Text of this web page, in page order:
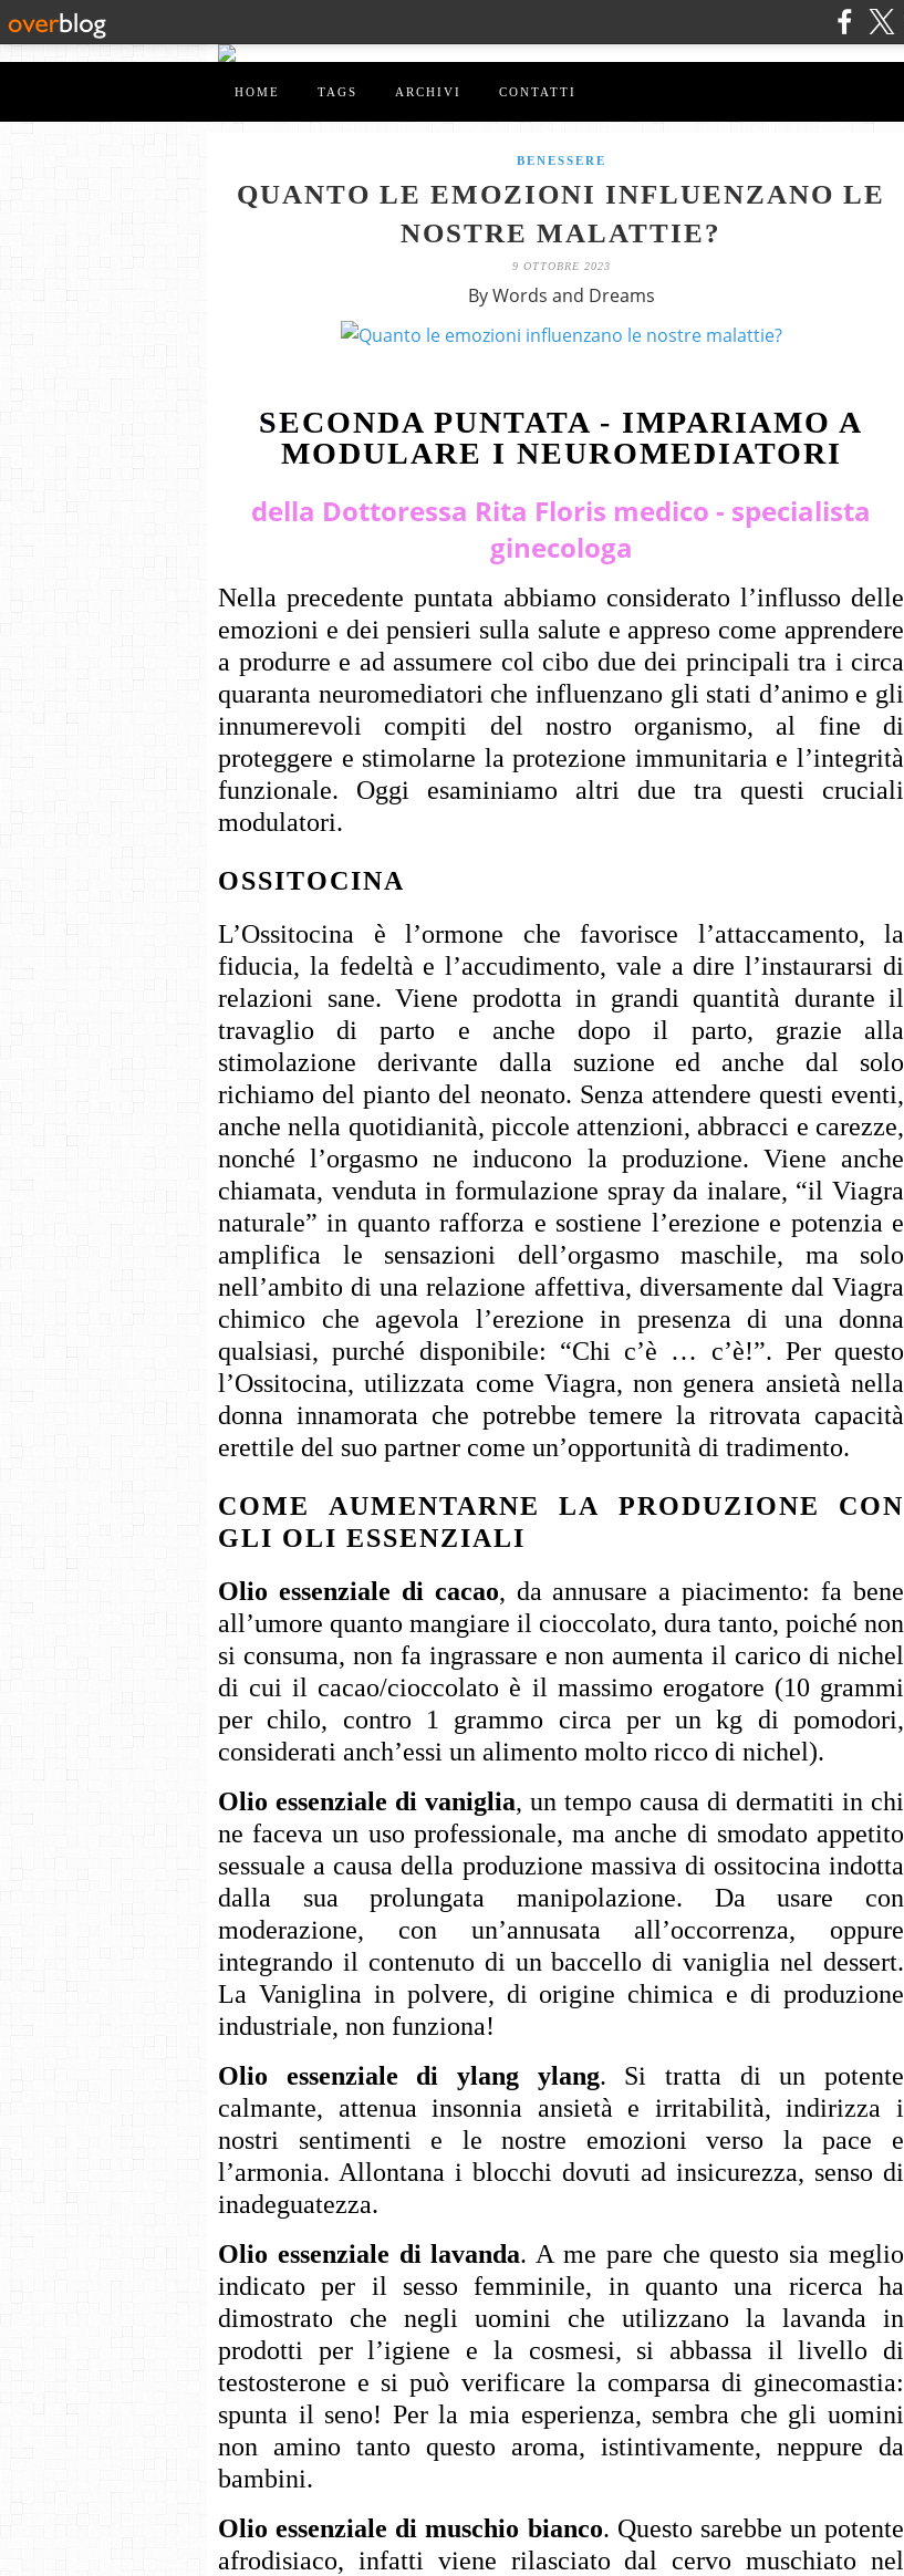
HOME TAGS ARCHIVI CONTATTI
BENESSERE
QUANTO LE EMOZIONI INFLUENZANO LE
NOSTRE MALATTIE?
9 OTTOBRE 2023
By Words and Dreams
SECONDA PUNTATA - IMPARIAMO A
MODULARE I NEUROMEDIATORI
della Dottoressa Rita Floris medico - specialista
ginecologa
Nella precedente puntata abbiamo considerato l’influsso delle
emozioni e dei pensieri sulla salute e appreso come apprendere
a produrre e ad assumere col cibo due dei principali tra i circa
quaranta neuromediatori che influenzano gli stati d’animo e gli
innumerevoli compiti del nostro organismo, al fine di
proteggere e stimolarne la protezione immunitaria e l’integrità
funzionale. Oggi esaminiamo altri due tra questi cruciali
modulatori.
OSSITOCINA
L’Ossitocina è l’ormone che favorisce l’attaccamento, la
fiducia, la fedeltà e l’accudimento, vale a dire l’instaurarsi di
relazioni sane. Viene prodotta in grandi quantità durante il
travaglio di parto e anche dopo il parto, grazie alla
stimolazione derivante dalla suzione ed anche dal solo
richiamo del pianto del neonato. Senza attendere questi eventi,
anche nella quotidianità, piccole attenzioni, abbracci e carezze,
nonché l’orgasmo ne inducono la produzione. Viene anche
chiamata, venduta in formulazione spray da inalare, “il Viagra
naturale” in quanto rafforza e sostiene l’erezione e potenzia e
amplifica le sensazioni dell’orgasmo maschile, ma solo
nell’ambito di una relazione affettiva, diversamente dal Viagra
chimico che agevola l’erezione in presenza di una donna
qualsiasi, purché disponibile: “Chi c’è … c’è!”. Per questo
l’Ossitocina, utilizzata come Viagra, non genera ansietà nella
donna innamorata che potrebbe temere la ritrovata capacità
erettile del suo partner come un’opportunità di tradimento.
COME AUMENTARNE LA PRODUZIONE CON
GLI OLI ESSENZIALI
Olio essenziale di cacao, da annusare a piacimento: fa bene
all’umore quanto mangiare il cioccolato, dura tanto, poiché non
si consuma, non fa ingrassare e non aumenta il carico di nichel
di cui il cacao/cioccolato è il massimo erogatore (10 grammi
per chilo, contro 1 grammo circa per un kg di pomodori,
considerati anch’essi un alimento molto ricco di nichel).
Olio essenziale di vaniglia, un tempo causa di dermatiti in chi
ne faceva un uso professionale, ma anche di smodato appetito
sessuale a causa della produzione massiva di ossitocina indotta
dalla sua prolungata manipolazione. Da usare con
moderazione, con un’annusata all’occorrenza, oppure
integrando il contenuto di un baccello di vaniglia nel dessert.
La Vaniglina in polvere, di origine chimica e di produzione
industriale, non funziona!
Olio essenziale di ylang ylang. Si tratta di un potente
calmante, attenua insonnia ansietà e irritabilità, indirizza i
nostri sentimenti e le nostre emozioni verso la pace e
l’armonia. Allontana i blocchi dovuti ad insicurezza, senso di
inadeguatezza.
Olio essenziale di lavanda. A me pare che questo sia meglio
indicato per il sesso femminile, in quanto una ricerca ha
dimostrato che negli uomini che utilizzano la lavanda in
prodotti per l’igiene e la cosmesi, si abbassa il livello di
testosterone e si può verificare la comparsa di ginecomastia:
spunta il seno! Per la mia esperienza, sembra che gli uomini
non amino tanto questo aroma, istintivamente, neppure da
bambini.
Olio essenziale di muschio bianco. Questo sarebbe un potente
afrodisiaco, infatti viene rilasciato dal cervo muschiato nel